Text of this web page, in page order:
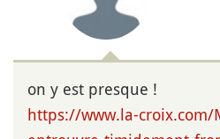
on y est presque !
https://www.la-croix.com/